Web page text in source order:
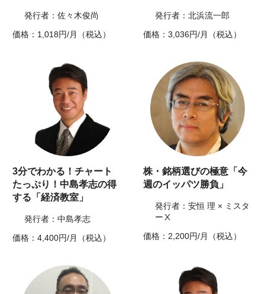
発行者：佐々木俊尚
価格：1,018円/月（税込）
発行者：北浜流一郎
価格：3,036円/月（税込）
3分でわかる！チャート
たっぷり！中島孝志の得
する「経済教室」
発行者：中島孝志
価格：4,400円/月（税込）
株・銘柄選びの極意「今
週のイッパツ勝負」
発行者：安恒 理 × ミスタ
ーⅩ
価格：2,200円/月（税込）